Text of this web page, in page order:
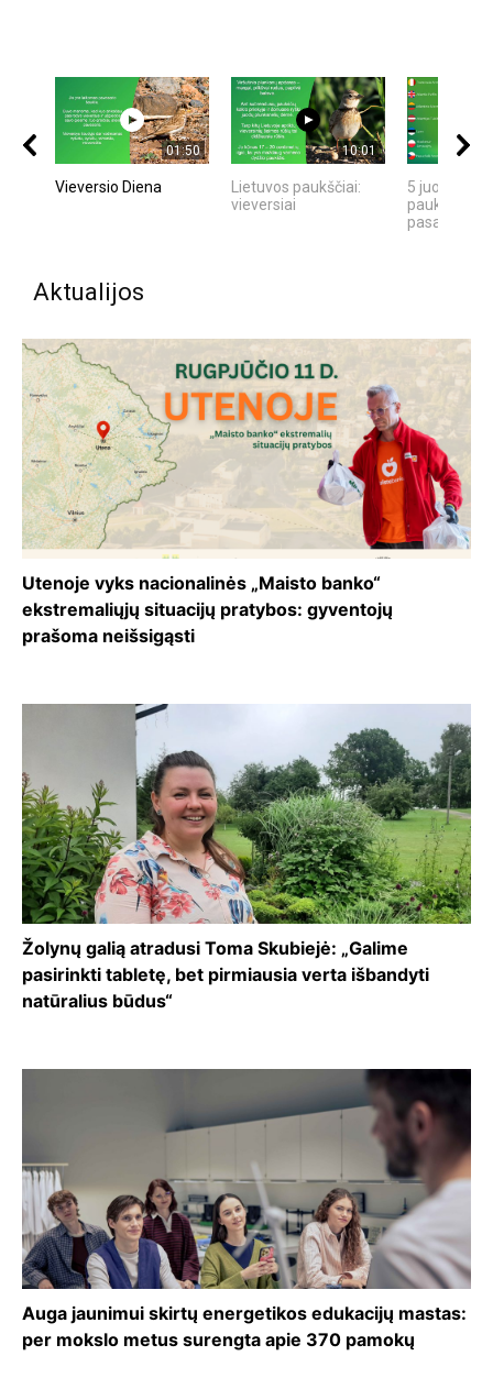
01:50
Vieversio Diena
10:01
Lietuvos paukščiai:
vieversiai
5
paukščių
pasaulyje
Aktualijos
Utenoje vyks nacionalinės „Maisto banko“
ekstremaliųjų situacijų pratybos: gyventojų
prašoma neišsigąsti
Žolynų galią atradusi Toma Skubiejė: „Galime
pasirinkti tabletę, bet pirmiausia verta išbandyti
natūralius būdus“
Auga jaunimui skirtų energetikos edukacijų mastas:
per mokslo metus surengta apie 370 pamokų